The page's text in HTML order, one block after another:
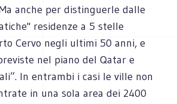
anche per distinguerle dalle
residenze a 5 stelle
Cervo negli ultimi 50 anni, e
nel piano del Qatar e
In entrambi i casi le ville non
in una sola area dei 2400